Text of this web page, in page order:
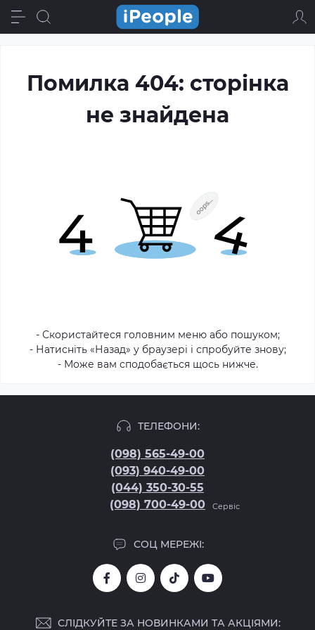
Помилка 404: сторінка
не знайдена
- Скористайтеся головним меню або пошуком;
- Натисніть «Назад» у браузері і спробуйте знову;
- Може вам сподобається щось нижче.
ТЕЛЕФОНИ:
(098) 565-49-00
(093) 940-49-00
(044) 350-30-55
(098) 700-49-00
Сервіс
СОЦ МЕРЕЖІ:
СЛІДКУЙТЕ ЗА НОВИНКАМИ ТА АКЦІЯМИ: